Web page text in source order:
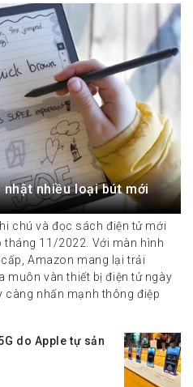
nhiều loại bút mới
chú và đọc sách điện tử mới
11/2022. Với màn hình
Amazon mang lại trải
muôn vàn thiết bị điện tử ngày
càng nhấn mạnh thông điệp
do Apple tự sản